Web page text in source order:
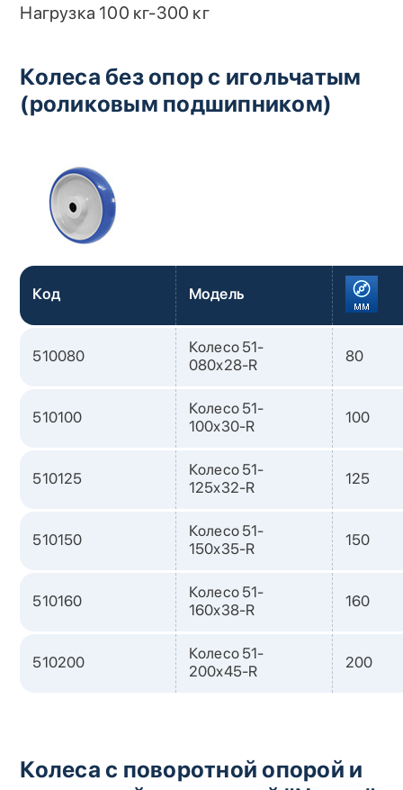
Нагрузка 100 кг-300 кг
Колеса без опор с игольчатым
(роликовым подшипником)
Код Модель
510080
Колесо 51-
080х28-R
80
510100
Колесо 51-
100х30-R
100
510125
Колесо 51-
125х32-R
125
510150
Колесо 51-
150х35-R
150
510160
Колесо 51-
160х38-R
160
510200
Колесо 51-
200х45-R
200
Колеса с поворотной опорой и